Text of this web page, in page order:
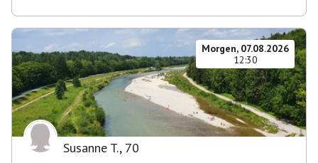
Morgen, 07.08.2026
12:30
Susanne T., 70